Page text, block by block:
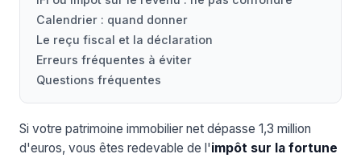
Calendrier : quand donner
Le reçu fiscal et la déclaration
Erreurs fréquentes à éviter
Questions fréquentes
Si votre patrimoine immobilier net dépasse 1,3 million
d'euros, vous êtes redevable de l'impôt sur la fortune